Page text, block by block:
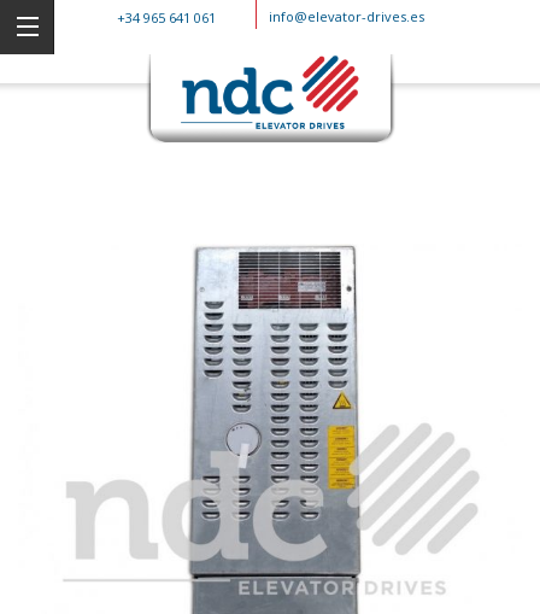
+34 965 641 061 info@elevator-drives.es